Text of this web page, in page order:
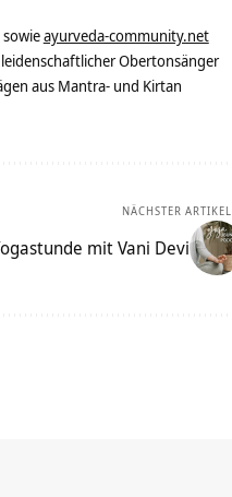
sowieayurveda-community.net
Obertonsänger
aus Mantra- und Kirtan
NÄCHSTER ARTIKEL
mit Vani Devi